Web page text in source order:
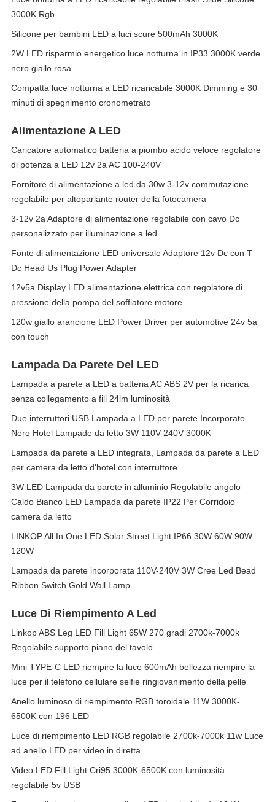
3000K Rgb
Silicone per bambini LED a luci scure 500mAh 3000K
2W LED risparmio energetico luce notturna in IP33 3000K verde
nero giallo rosa
Compatta luce notturna a LED ricaricabile 3000K Dimming e 30
minuti di spegnimento cronometrato
Alimentazione A LED
Caricatore automatico batteria a piombo acido veloce regolatore
di potenza a LED 12v 2a AC 100-240V
Fornitore di alimentazione a led da 30w 3-12v commutazione
regolabile per altoparlante router della fotocamera
3-12v 2a Adaptore di alimentazione regolabile con cavo Dc
personalizzato per illuminazione a led
Fonte di alimentazione LED universale Adaptore 12v Dc con T
Dc Head Us Plug Power Adapter
12v5a Display LED alimentazione elettrica con regolatore di
pressione della pompa del soffiatore motore
120w giallo arancione LED Power Driver per automotive 24v 5a
con touch
Lampada Da Parete Del LED
Lampada a parete a LED a batteria AC ABS 2V per la ricarica
senza collegamento a fili 24lm luminosità
Due interruttori USB Lampada a LED per parete Incorporato
Nero Hotel Lampade da letto 3W 110V-240V 3000K
Lampada da parete a LED integrata, Lampada da parete a LED
per camera da letto d'hotel con interruttore
3W LED Lampada da parete in alluminio Regolabile angolo
Caldo Bianco LED Lampada da parete IP22 Per Corridoio
camera da letto
LINKOP All In One LED Solar Street Light IP66 30W 60W 90W
120W
Lampada da parete incorporata 110V-240V 3W Cree Led Bead
Ribbon Switch Gold Wall Lamp
Luce Di Riempimento A Led
Linkop ABS Leg LED Fill Light 65W 270 gradi 2700k-7000k
Regolabile supporto piano del tavolo
Mini TYPE-C LED riempire la luce 600mAh bellezza riempire la
luce per il telefono cellulare selfie ringiovanimento della pelle
Anello luminoso di riempimento RGB toroidale 11W 3000K-
6500K con 196 LED
Luce di riempimento LED RGB regolabile 2700k-7000k 11w Luce
ad anello LED per video in diretta
Video LED Fill Light Cri95 3000K-6500K con luminosità
regolabile 5v USB